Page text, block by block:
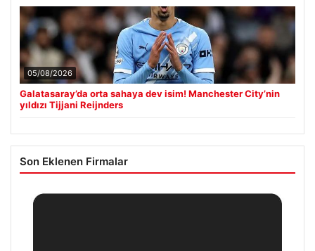
05/08/2026
Galatasaray’da orta sahaya dev isim! Manchester City’nin
yıldızı Tijjani Reijnders
Son Eklenen Firmalar